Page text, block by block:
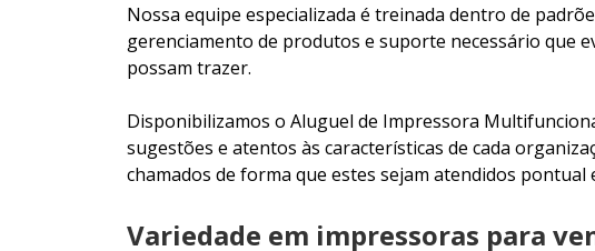
Nossa equipe especializada é treinada dentro de
gerenciamento de produtos e suporte necessário que
possam trazer.
Disponibilizamos o Aluguel de Impressora
sugestões e atentos às características de cada
chamados de forma que estes sejam atendidos pontual
Variedade em impressoras para